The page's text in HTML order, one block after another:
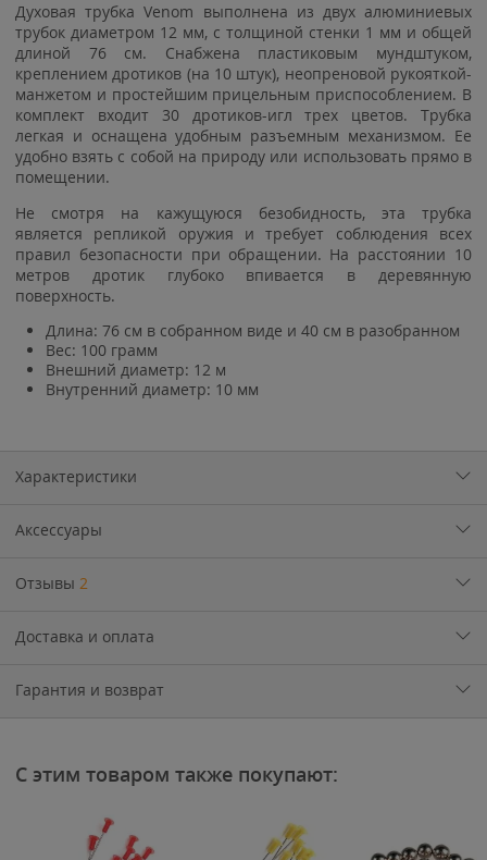
Духовая трубка Venom выполнена из двух алюминиевых
трубок диаметром 12 мм, с толщиной стенки 1 мм и общей
длиной 76 см. Снабжена пластиковым мундштуком,
креплением дротиков (на 10 штук), неопреновой рукояткой-
манжетом и простейшим прицельным приспособлением. В
комплект входит 30 дротиков-игл трех цветов. Трубка
легкая и оснащена удобным разъемным механизмом. Ее
удобно взять с собой на природу или использовать прямо в
помещении.
Не смотря на кажущуюся безобидность, эта трубка
является репликой оружия и требует соблюдения всех
правил безопасности при обращении. На расстоянии 10
метров дротик глубоко впивается в деревянную
поверхность.
Длина: 76 см в собранном виде и 40 см в разобранном
Вес: 100 грамм
Внешний диаметр: 12 м
Внутренний диаметр: 10 мм
Характеристики
Аксессуары
Отзывы 2
Доставка и оплата
Гарантия и возврат
С этим товаром также покупают: